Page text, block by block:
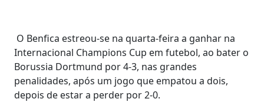
O Benfica estreou-se na quarta-feira a ganhar na
Internacional Champions Cup em futebol, ao bater o
Borussia Dortmund por 4-3, nas grandes
penalidades, após um jogo que empatou a dois,
depois de estar a perder por 2-0.